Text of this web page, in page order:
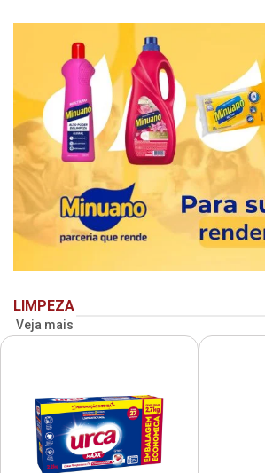
LIMPEZA
Veja mais